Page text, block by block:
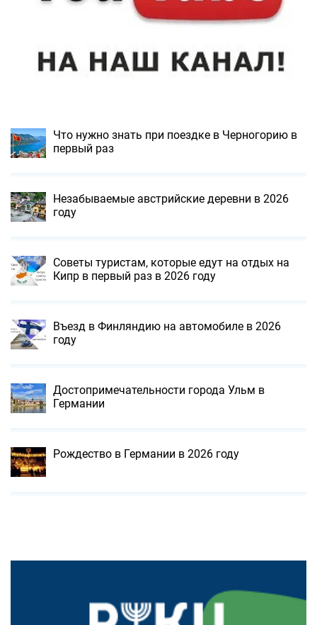
Что нужно знать при поездке в Черногорию в
первый раз
Незабываемые австрийские деревни в 2026
году
Советы туристам, которые едут на отдых на
Кипр в первый раз в 2026 году
Въезд в Финляндию на автомобиле в 2026
году
Достопримечательности города Ульм в
Германии
Рождество в Германии в 2026 году